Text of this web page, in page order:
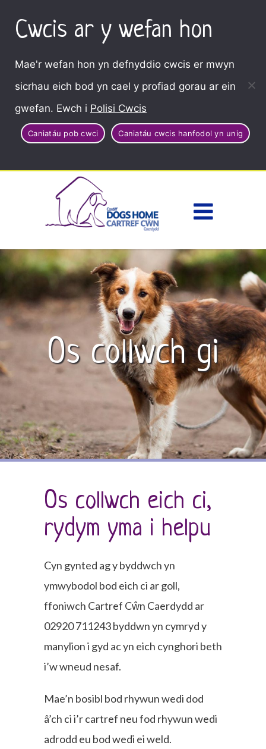
Cwcis ar y wefan hon
Mae'r wefan hon yn defnyddio cwcis er mwyn
sicrhau eich bod yn cael y profiad gorau ar ein
gwefan. Ewch i Polisi Cwcis
Caniatáu pob cwci Caniatáu cwcis hanfodol yn unig
Os collwch gi
Os collwch eich ci,
rydym yma i helpu
Cyn gynted ag y byddwch yn
ymwybodol bod eich ci ar goll,
ffoniwch Cartref Cŵn Caerdydd ar
02920 711243 byddwn yn cymryd y
manylion i gyd ac yn eich cynghori beth
i’w wneud nesaf.
Mae’n bosibl bod rhywun wedi dod
â’ch ci i’r cartref neu fod rhywun wedi
adrodd eu bod wedi ei weld.